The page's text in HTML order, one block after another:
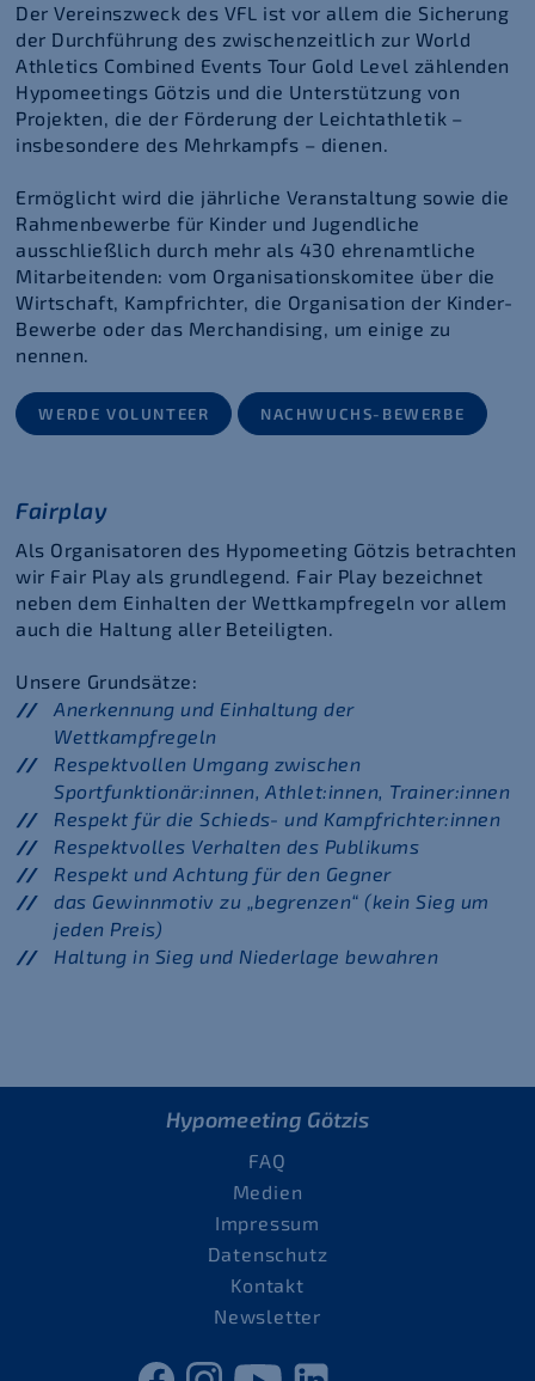
Der Vereinszweck des VFL ist vor allem die Sicherung
der Durchführung des zwischenzeitlich zur World
Athletics Combined Events Tour Gold Level zählenden
Hypomeetings Götzis und die Unterstützung von
Projekten, die der Förderung der Leichtathletik –
insbesondere des Mehrkampfs – dienen.
Ermöglicht wird die jährliche Veranstaltung sowie die
Rahmenbewerbe für Kinder und Jugendliche
ausschließlich durch mehr als 430 ehrenamtliche
Mitarbeitenden: vom Organisationskomitee über die
Wirtschaft, Kampfrichter, die Organisation der Kinder-
Bewerbe oder das Merchandising, um einige zu
nennen.
WERDE VOLUNTEER NACHWUCHS-BEWERBE
Fairplay
Als Organisatoren des Hypomeeting Götzis betrachten
wir Fair Play als grundlegend. Fair Play bezeichnet
neben dem Einhalten der Wettkampfregeln vor allem
auch die Haltung aller Beteiligten.
Unsere Grundsätze:
Anerkennung und Einhaltung der
Wettkampfregeln
Respektvollen Umgang zwischen
Sportfunktionär:innen, Athlet:innen, Trainer:innen
Respekt für die Schieds- und Kampfrichter:innen
Respektvolles Verhalten des Publikums
Respekt und Achtung für den Gegner
das Gewinnmotiv zu „begrenzen“ (kein Sieg um
jeden Preis)
Haltung in Sieg und Niederlage bewahren
Hypomeeting Götzis
FAQ
Medien
Impressum
Datenschutz
Kontakt
Newsletter